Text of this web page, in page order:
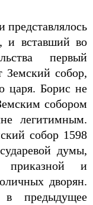
представлялось
и вставший во
первый
Земский собор,
царя. Борис не
собором
легитимным.
собор 1598
думы,
приказной и
дворян.
в предыдущее